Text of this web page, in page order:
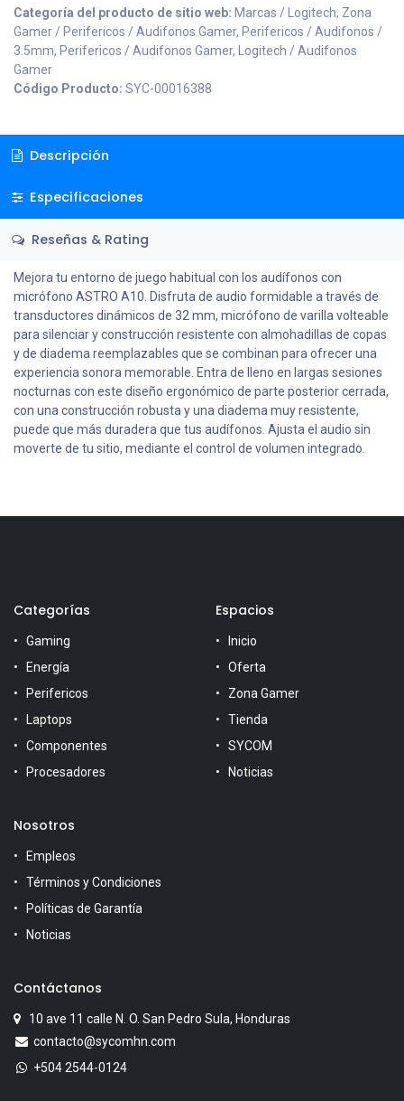
Categoría del producto de sitio web: Marcas / Logitech, Zona
Gamer / Perifericos / Audifonos Gamer, Perifericos / Audifonos /
3.5mm, Perifericos / Audifonos Gamer, Logitech / Audifonos
Gamer
Código Producto: SYC-00016388
Descripción
Especificaciones
Reseñas & Rating
Mejora tu entorno de juego habitual con los audífonos con
micrófono ASTRO A10. Disfruta de audio formidable a través de
transductores dinámicos de 32 mm, micrófono de varilla volteable
para silenciar y construcción resistente con almohadillas de copas
y de diadema reemplazables que se combinan para ofrecer una
experiencia sonora memorable. Entra de lleno en largas sesiones
nocturnas con este diseño ergonómico de parte posterior cerrada,
con una construcción robusta y una diadema muy resistente,
puede que más duradera que tus audífonos. Ajusta el audio sin
moverte de tu sitio, mediante el control de volumen integrado.
Categorías
Gaming
Energía
Perifericos
Laptops
Componentes
Procesadores
Espacios
Inicio
Oferta
Zona Gamer
Tienda
SYCOM
Noticias
Nosotros
Empleos
Términos y Condiciones
Políticas de Garantía
Noticias
Contáctanos
10 ave 11 calle N. O. San Pedro Sula, Honduras
contacto@sycomhn.com
+504 2544-0124